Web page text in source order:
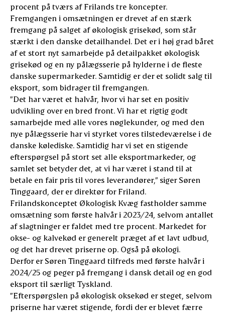
procent på tværs af Frilands tre koncepter.
Fremgangen i omsætningen er drevet af en stærk
fremgang på salget af økologisk grisekød, som står
stærkt i den danske detailhandel. Det er i høj grad båret
af et stort nyt samarbejde på detailpakket økologisk
grisekød og en ny pålægsserie på hylderne i de fleste
danske supermarkeder. Samtidig er der et solidt salg til
eksport, som bidrager til fremgangen.
”Det har været et halvår, hvor vi har set en positiv
udvikling over en bred front. Vi har et rigtig godt
samarbejde med alle vores nøglekunder, og med den
nye pålægsserie har vi styrket vores tilstedeværelse i de
danske kølediske. Samtidig har vi set en stigende
efterspørgsel på stort set alle eksportmarkeder, og
samlet set betyder det, at vi har været i stand til at
betale en fair pris til vores leverandører,” siger Søren
Tinggaard, der er direktør for Friland.
Frilandskonceptet Økologisk Kvæg fastholder samme
omsætning som første halvår i 2023/24, selvom antallet
af slagtninger er faldet med tre procent. Markedet for
okse- og kalvekød er generelt præget af et lavt udbud,
og det har drevet priserne op. Også på økologi.
Derfor er Søren Tinggaard tilfreds med første halvår i
2024/25 og peger på fremgang i dansk detail og en god
eksport til særligt Tyskland.
”Efterspørgslen på økologisk oksekød er steget, selvom
priserne har været stigende, fordi der er blevet færre